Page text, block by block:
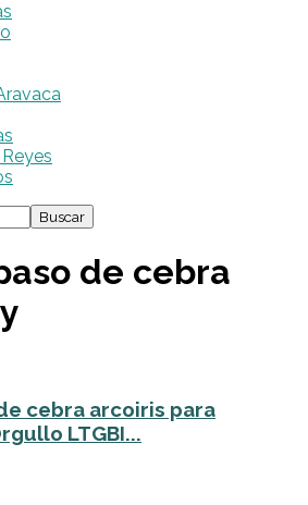
de cebra
cebra arcoiris para
LTGBI...